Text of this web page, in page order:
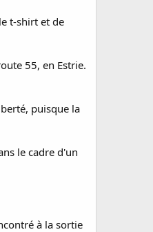
t-shirt et de
55, en Estrie.
puisque la
le cadre d'un
à la sortie